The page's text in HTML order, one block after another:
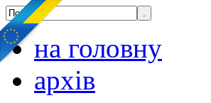
на головну
архів